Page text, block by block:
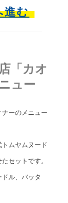
進む
「カオ
ュー
ーのメニュー
ムヤムヌード
セットです。
ル、バッタ